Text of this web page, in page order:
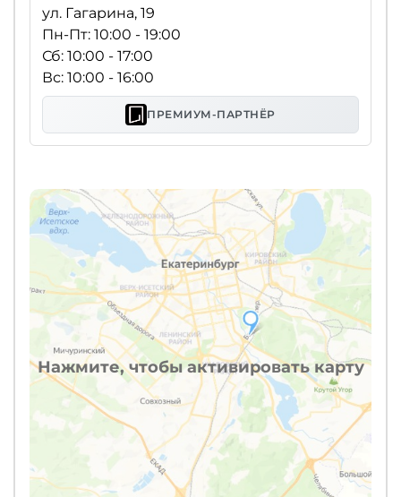
Нажмите, чтобы активировать карту
ул. Гагарина, 19
Пн-Пт: 10:00 - 19:00
Сб: 10:00 - 17:00
Вс: 10:00 - 16:00
ПРЕМИУМ-ПАРТНЁР